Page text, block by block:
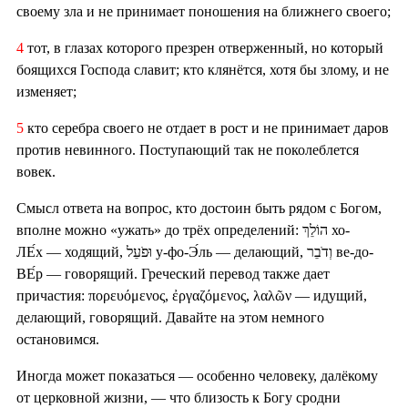
своему зла и не принимает поношения на ближнего своего;
4 тот, в глазах которого презрен отверженный, но который
боящихся Господа славит; кто клянётся, хотя бы злому, и не
изменяет;
5 кто серебра своего не отдает в рост и не принимает даров
против невинного. Поступающий так не поколеблется
вовек.
Смысл ответа на вопрос, кто достоин быть рядом с Богом,
вполне можно «ужать» до трёх определений: הוֹלֵךְ хо-
ЛЕ́х — ходящий, וּפֹעֵל у-фо-Э́ль — делающий, וְדֹבֵר ве-до-
ВЕ́р — говорящий. Греческий перевод также дает
причастия: πορευόμενος, ἐργαζόμενος, λαλῶν — идущий,
делающий, говорящий. Давайте на этом немного
остановимся.
Иногда может показаться — особенно человеку, далёкому
от церковной жизни, — что близость к Богу сродни